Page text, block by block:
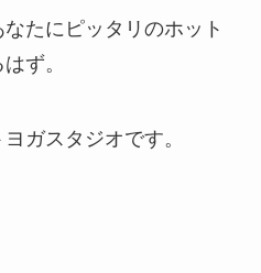
たにピッタリのホット
ず。
ガスタジオです。